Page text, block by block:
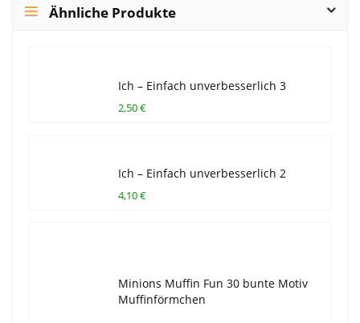
Ähnliche Produkte
Ich – Einfach unverbesserlich 3
2,50 €
Ich – Einfach unverbesserlich 2
4,10 €
Minions Muffin Fun 30 bunte Motiv
Muffinförmchen